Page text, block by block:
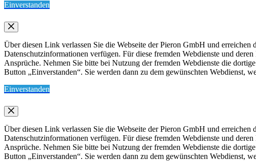
Einverstanden
Über diesen Link verlassen Sie die Webseite der Pieron GmbH und erreichen
Datenschutzinformationen verfügen. Für diese fremden Webdienste und
Ansprüche. Nehmen Sie bitte bei Nutzung der fremden Webdienste die
Button „Einverstanden“. Sie werden dann zu dem gewünschten Webdienst,
Einverstanden
Über diesen Link verlassen Sie die Webseite der Pieron GmbH und erreichen
Datenschutzinformationen verfügen. Für diese fremden Webdienste und
Ansprüche. Nehmen Sie bitte bei Nutzung der fremden Webdienste die
Button „Einverstanden“. Sie werden dann zu dem gewünschten Webdienst,